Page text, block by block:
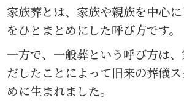
家族葬とは、家族や親族を中心
をひとまとめにした呼び方です。
一方で、一般葬という呼び方は
だしたことによって旧来の葬儀
めに生まれました。